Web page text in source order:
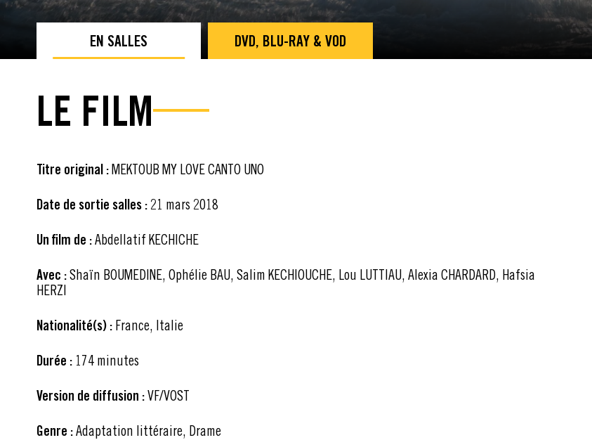
EN SALLES DVD, BLU-RAY & VOD
LE FILM
Titre original :MEKTOUB MY LOVE CANTO UNO
Date de sortie salles : 21 mars 2018
Un film de :Abdellatif KECHICHE
Avec :Shaïn BOUMEDINE, Ophélie BAU, Salim KECHIOUCHE, Lou LUTTIAU, Alexia CHARDARD, Hafsia
HERZI
Nationalité(s) : France, Italie
Durée : 174 minutes
Version de diffusion :VF/VOST
Genre :Adaptation littéraire, Drame